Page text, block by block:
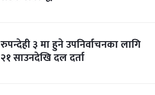
रुपन्देही ३ मा हुने उपनिर्वाचनका लागि
२१ साउनदेखि दल दर्ता